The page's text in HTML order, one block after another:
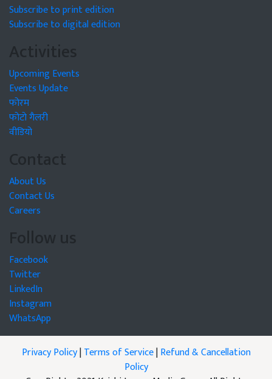
Subscribe to print edition
Subscribe to digital edition
Activities
Upcoming Events
Events Update
फोरम
फोटो गैलरी
वीडियो
Contact
About Us
Contact Us
Careers
Follow us
Facebook
Twitter
LinkedIn
Instagram
WhatsApp
Privacy Policy|Terms of Service|Refund & Cancellation
Policy